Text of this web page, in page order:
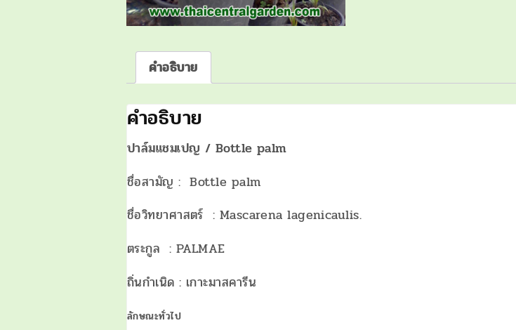
คำอธิบาย
คำอธิบาย
ปาล์มแชมเปญ / Bottle palm
ชื่อสามัญ : Bottle palm
ชื่อวิทยาศาสตร์ : Mascarena lagenicaulis.
ตระกูล : PALMAE
ถิ่นกำเนิด : เกาะมาสคารีน
ลักษณะทั่วไป